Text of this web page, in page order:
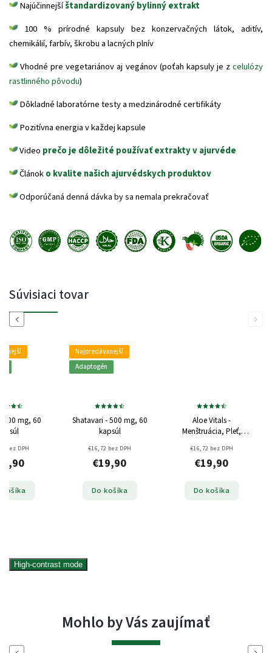
Najúčinnejšíštandardizovaný bylinný extrakt
100 % prírodné kapsuly bez konzervačných látok, aditív,
chemikálií, farbív, škrobu a lacných plnív
Vhodné pre vegetariánov aj vegánov (poťah kapsuly je zcelulózy
rastlinného pôvodu)
Dôkladné laboratórne testy a medzinárodné certifikáty
Pozitívna energia v každej kapsule
Video prečo je dôležité používať extrakty v ajurvéde
Článoko kvalite našich ajurvédskych produktov
Odporúčaná denná dávka by sa nemala prekračovať
Súvisiaci tovar
Previous
500 mg, 60
bez DPH
košíka
Najpredávanejší
Adaptogén
Shatavari - 500 mg, 60
kapsúl
€16,72 bez DPH
€19,90
Do košíka
Aloe Vitals -
Menštruácia, Pleť,
60 kapsúl
€16,72 bez DPH
€19,90
Do košíka
Next
High-contrast mode
Mohlo by Vás zaujímať